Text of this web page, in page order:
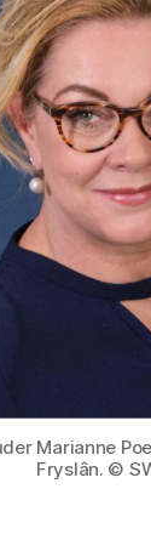
Marianne
Fryslân. ©